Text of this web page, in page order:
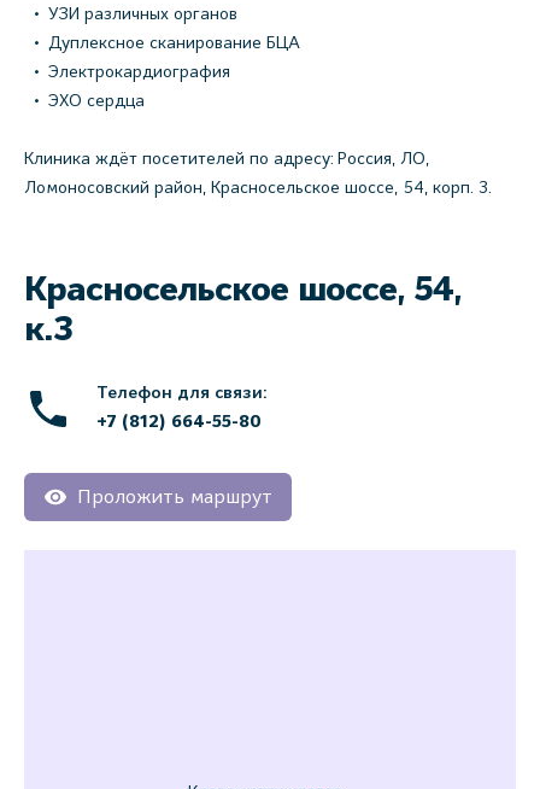
УЗИ различных органов
Дуплексное сканирование БЦА
Электрокардиография
ЭХО сердца
Клиника ждёт посетителей по адресу: Россия, ЛО,
Ломоносовский район, Красносельское шоссе, 54, корп. 3.
Красносельское шоссе, 54,
к.3
Телефон для связи:
+7 (812) 664-55-80
Проложить маршрут